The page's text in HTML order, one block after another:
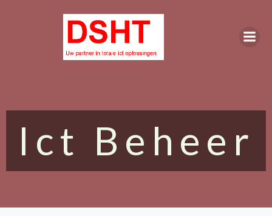
naar
inhoud
Ict Beheer